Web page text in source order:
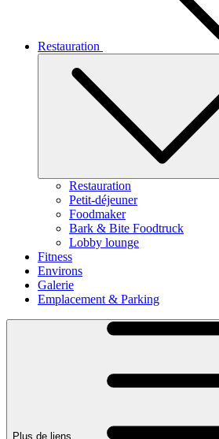
Restauration
Restauration
Petit-déjeuner
Foodmaker
Bark & Bite Foodtruck
Lobby lounge
Fitness
Environs
Galerie
Emplacement & Parking
Plus de liens